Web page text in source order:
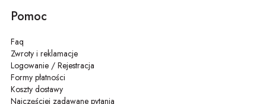
Pomoc
Faq
Zwroty i reklamacje
Logowanie / Rejestracja
Formy płatności
Koszty dostawy
Najczęściej zadawane pytania